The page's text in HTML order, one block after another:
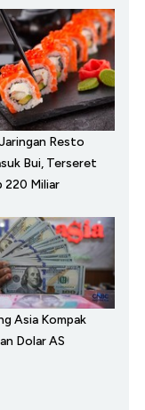
Resto
Bui, Terseret
220 Miliar
Asia Kompak
Dolar AS